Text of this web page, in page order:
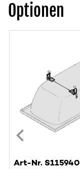
Optionen
Art-Nr. S115940